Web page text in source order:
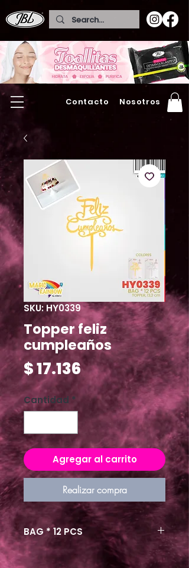
Contacto Nosotros
SKU: HY0339
Topper feliz
cumpleaños
$ 17.136Precio
Cantidad *
Agregar al carrito
Realizar compra
BAG * 12 PCS